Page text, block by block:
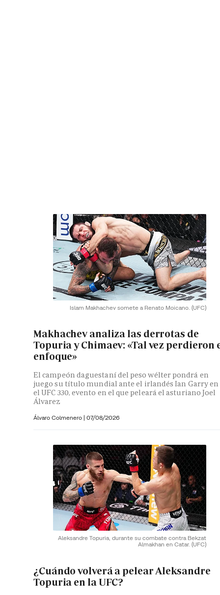
Islam Makhachev somete a Renato Moicano. (UFC)
Makhachev analiza las derrotas de
Topuria y Chimaev: «Tal vez perdieron
enfoque»
El campeón daguestaní del peso wélter pondrá en
juego su título mundial ante el irlandés Ian Garry en
el UFC 330, evento en el que peleará el asturiano Joel
Álvarez
Álvaro Colmenero | 07/08/2026
Aleksandre Topuria, durante su combate contra Bekzat
Almakhan en Catar. (UFC)
¿Cuándo volverá a pelear Aleksandre
Topuria en la UFC?